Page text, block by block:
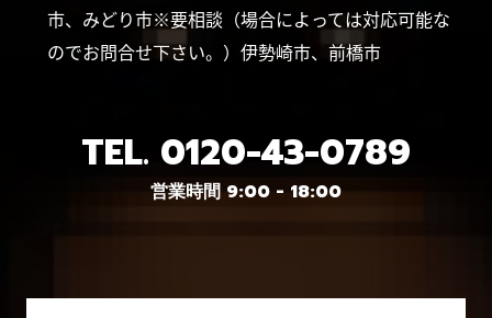
市、みどり市※要相談（場合によっては対応可能な
のでお問合せ下さい。）伊勢崎市、前橋市
TEL. 0120-43-0789
営業時間 9:00 - 18:00